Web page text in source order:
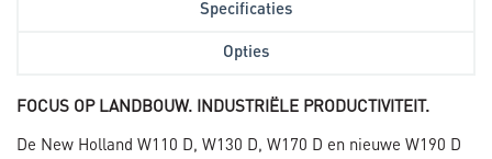
Specificaties
Opties
FOCUS OP LANDBOUW. INDUSTRIËLE PRODUCTIVITEIT.
De New Holland W110 D, W130 D, W170 D en nieuwe W190 D